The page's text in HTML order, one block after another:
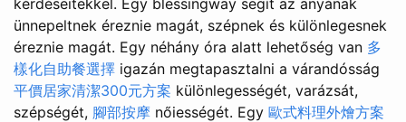
ünnepeltnek éreznie magát, szépnek és különlegesnek
éreznie magát. Egy néhány óra alatt lehetőség van 多
樣化自助餐選擇 igazán megtapasztalni a várandósság
平價居家清潔300元方案 különlegességét, varázsát,
szépségét, 腳部按摩 nőiességét. Egy 歐式料理外燴方案